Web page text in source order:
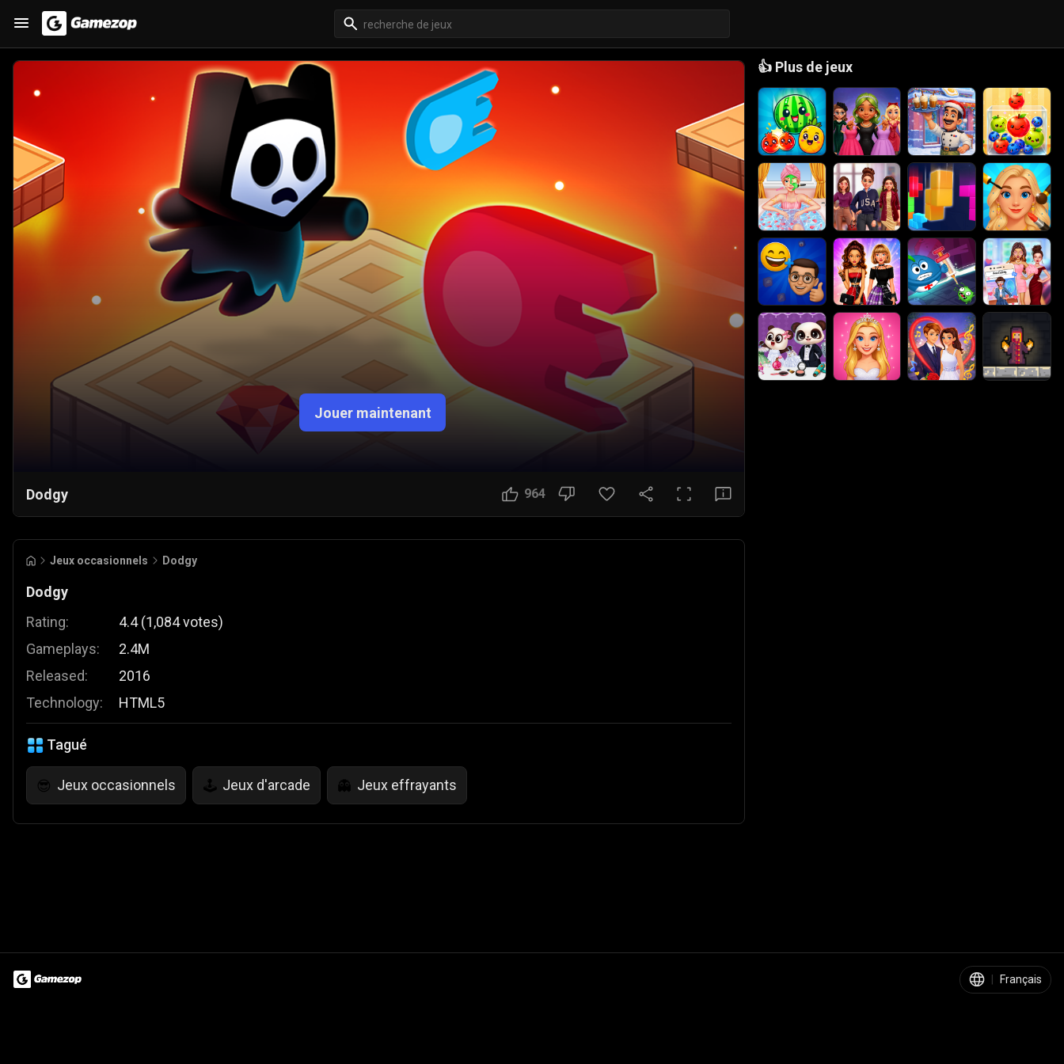
Jouer maintenant
Dodgy 964
Jeux occasionnels Dodgy
Dodgy
Rating:
Gameplays:
Released:
Technology:
4.4 (1,084votes)
2.4M
2016
HTML5
Tagué
😎 Jeux occasionnels 🕹️ Jeux d'arcade 👻 Jeux effrayants
👍 Plus de jeux
| Français